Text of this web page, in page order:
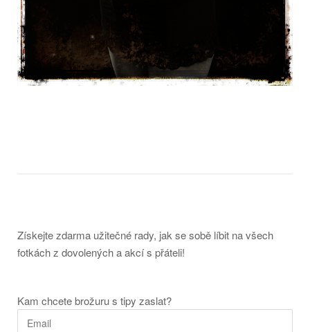
Získejte zdarma užitečné rady, jak se sobě líbit na všech
fotkách z dovolených a akcí s přáteli!
Kam chcete brožuru s tipy zaslat?